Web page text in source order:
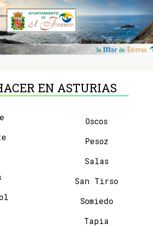
EN ASTURIAS
Oscos
Pesoz
Salas
San Tirso
Somiedo
Tapia